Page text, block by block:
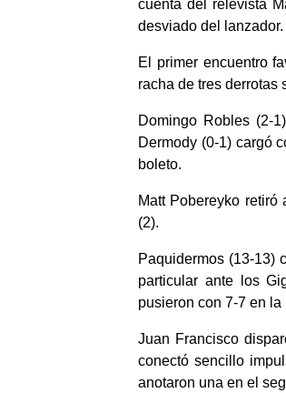
cuenta del relevista
desviado del lanzador.
El primer encuentro
racha de tres derrotas
Domingo Robles (2-
Dermody (0-1) cargó
boleto.
Matt Pobereyko
(2).
Paquidermos (13-13)
particular ante los
pusieron con 7-7 en la
Juan Francisco
conectó sencillo
anotaron una en el